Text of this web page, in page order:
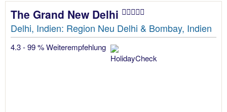
The Grand New Delhi
Delhi, Indien: Region Neu Delhi & Bombay, Indien
4.3 - 99 % Weiterempfehlung